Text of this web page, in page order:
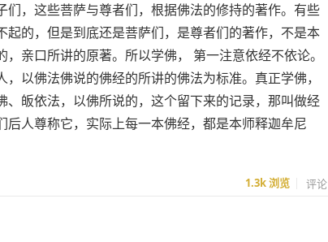
们，这些菩萨与尊者们，根据佛法的修持的著作。有些
起的，但是到底还是菩萨们，是尊者们的著作，不是本
，亲口所讲的原著。所以学佛， 第一注意依经不依论。
，以佛法佛说的佛经的所讲的佛法为标准。真正学佛，
、皈依法，以佛所说的，这个留下来的记录，那叫做经
后人尊称它，实际上每一本佛经，都是本师释迦牟尼
1.3k浏览 评论